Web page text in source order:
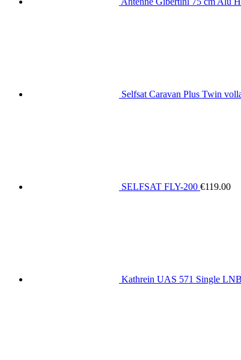
Selfsat Caravan Plus Twin
SELFSAT FLY-200 €119.00
Kathrein UAS 571 Single LNB